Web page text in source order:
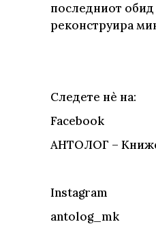
последниот обид
реконструира
Следете нè на:
Facebook
АНТОЛОГ –
Instagram
antolog_mk